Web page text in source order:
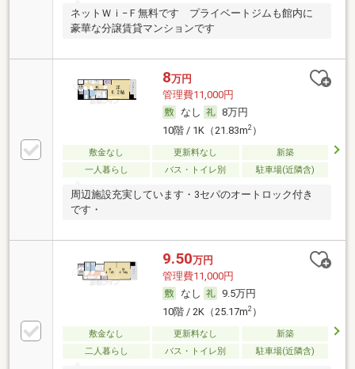
ネットＷｉ−Ｆ無料です プライベートジムも館内に
豪華な分譲賃貸マンションです
8万円
管理費11,000円
なし
8万円
10階 / 1K（21.83m2）
敷金なし 更新料なし
新築
一人暮らし
バス・トイレ別 駐車場(近隣含)
周辺施設充実しています・3セパのオートロック付き
です・
9.50万円
管理費11,000円
なし
9.5万円
10階 / 2K（25.17m2）
敷金なし 更新料なし
新築
二人暮らし
バス・トイレ別 駐車場(近隣含)